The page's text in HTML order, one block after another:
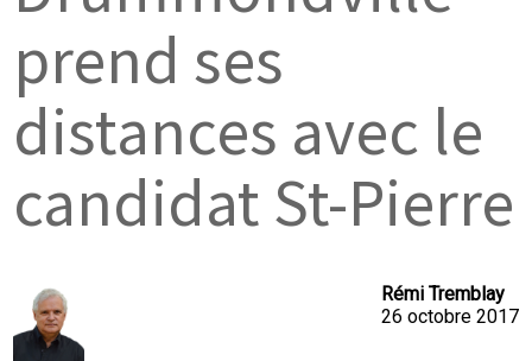
prend ses
distances avec le
candidat St-Pierre
Rémi Tremblay
26 octobre 2017